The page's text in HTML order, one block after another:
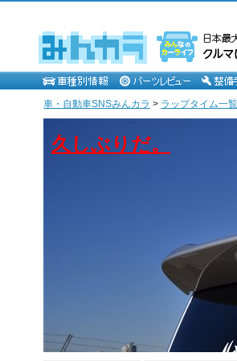
車・自動車SNSみんカラ > ラップタイム一
久しぶりだ。